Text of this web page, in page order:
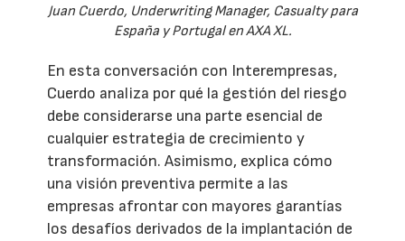
Juan Cuerdo, Underwriting Manager, Casualty para
España y Portugal en AXA XL.
En esta conversación con Interempresas,
Cuerdo analiza por qué la gestión del riesgo
debe considerarse una parte esencial de
cualquier estrategia de crecimiento y
transformación. Asimismo, explica cómo
una visión preventiva permite a las
empresas afrontar con mayores garantías
los desafíos derivados de la implantación de